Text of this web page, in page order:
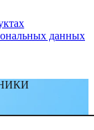
данных